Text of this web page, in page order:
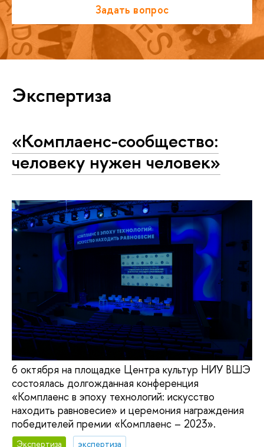
Задать вопрос
Экспертиза
«Комплаенс-сообщество:
человеку нужен человек»
6 октября на площадке Центра культур НИУ ВШЭ
состоялась долгожданная конференция
«Комплаенс в эпоху технологий: искусство
находить равновесие» и церемония награждения
победителей премии «Комплаенс – 2023».
Экспертиза
экспертиза